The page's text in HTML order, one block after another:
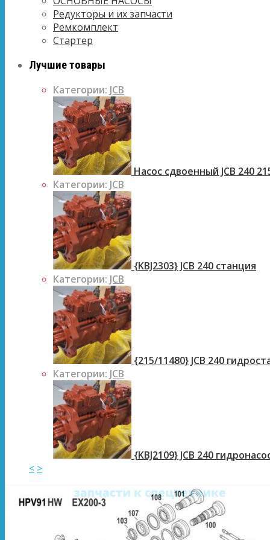
Редукторы и их запчасти
Ремкомплект
Стартер
Лучшие товары
Категории: JCB
Насос сдвоенный JCB 240
Категории: JCB
{KBJ2303} JCB 240 станция
Категории: JCB
{215/11480} JCB 240
Категории: JCB
{KBJ2109} JCB 240
< >